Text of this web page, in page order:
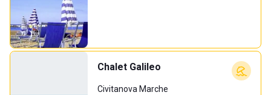
Chalet Galileo
Civitanova Marche